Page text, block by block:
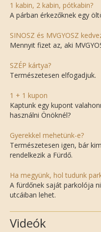
1 kabin, 2 kabin, pótkabin?
A párban érkezőknek egy
SINOSZ és MVGYOSZ
Mennyit fizet az, aki
SZÉP kártya?
Természetesen elfogadjuk.
1 + 1 kupon
Kaptunk egy kupont
használni Önöknél?
Gyerekkel mehetünk-e?
Természetesen igen, bár
rendelkezik a Fürdő.
Ha megyünk, hol tudunk
A fürdőnek saját parkolója
utcáiban lehet.
Videók